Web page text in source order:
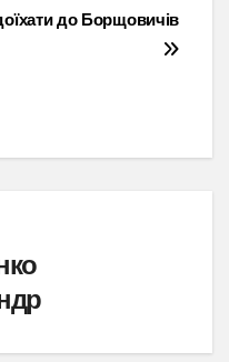
до Борщовичів